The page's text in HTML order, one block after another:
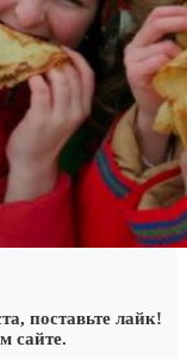
поставьте лайк!
сайте.